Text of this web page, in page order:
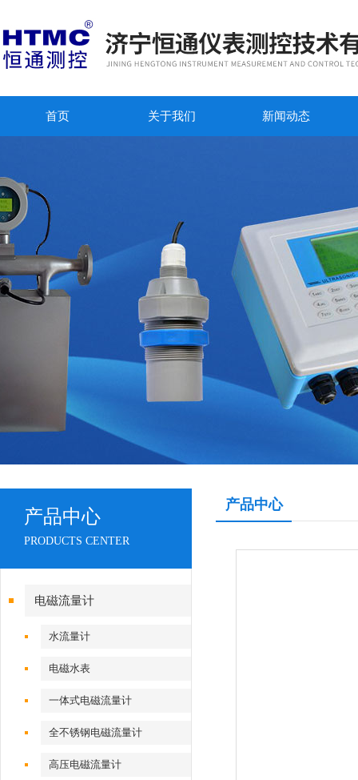
首页 关于我们 新闻动态
产品中心
PRODUCTS CENTER
电磁流量计
水流量计
电磁水表
一体式电磁流量计
全不锈钢电磁流量计
高压电磁流量计
产品中心